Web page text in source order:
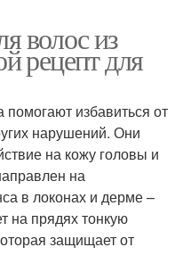
волос из
рецепт для
избавиться от
нарушений. Они
на кожу головы и
на
в локонах и дерме –
на прядях тонкую
защищает от